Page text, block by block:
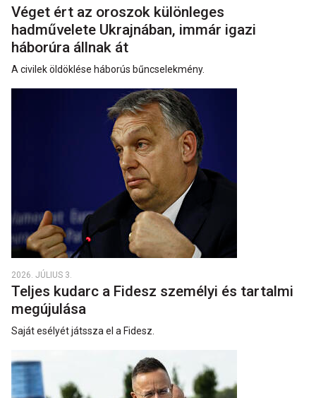
Véget ért az oroszok különleges
hadművelete Ukrajnában, immár igazi
háborúra állnak át
A civilek öldöklése háborús bűncselekmény.
2026. JÚLIUS 3.
Teljes kudarc a Fidesz személyi és tartalmi
megújulása
Saját esélyét játssza el a Fidesz.